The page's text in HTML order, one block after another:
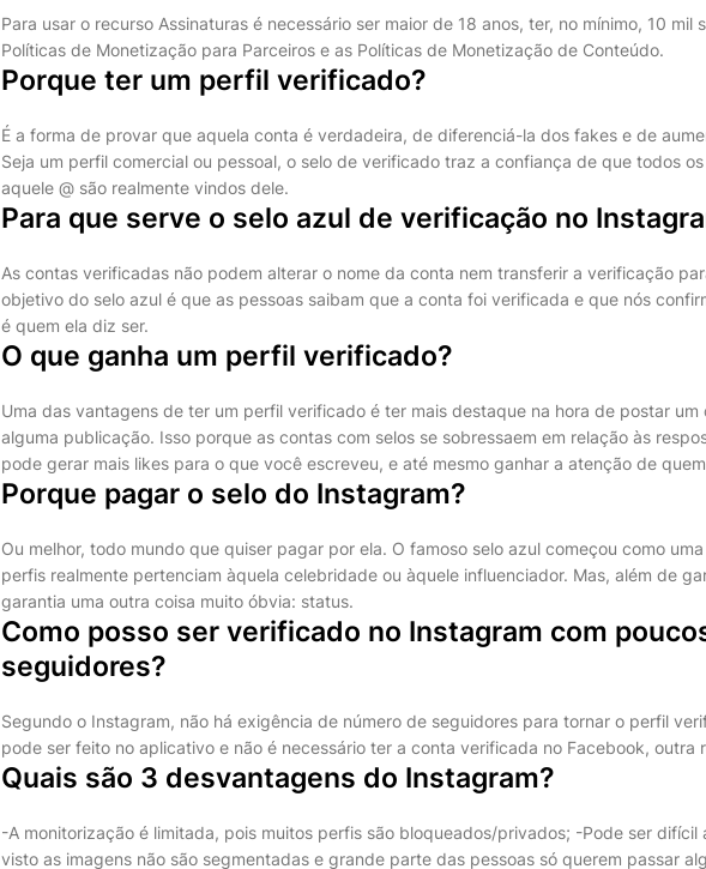
Para usar o recurso Assinaturas é necessário ser maior de 18 anos, ter, no mínimo, 10 mil
Políticas de Monetização para Parceiros e as Políticas de Monetização de Conteúdo.
Porque ter um perfil verificado?
É a forma de provar que aquela conta é verdadeira, de diferenciá-la dos fakes e de
Seja um perfil comercial ou pessoal, o selo de verificado traz a confiança de que todos
aquele @ são realmente vindos dele.
Para que serve o selo azul de verificação no
As contas verificadas não podem alterar o nome da conta nem transferir a verificação
objetivo do selo azul é que as pessoas saibam que a conta foi verificada e que nós
é quem ela diz ser.
O que ganha um perfil verificado?
Uma das vantagens de ter um perfil verificado é ter mais destaque na hora de postar um
alguma publicação. Isso porque as contas com selos se sobressaem em relação às
pode gerar mais likes para o que você escreveu, e até mesmo ganhar a atenção de
Porque pagar o selo do Instagram?
Ou melhor, todo mundo que quiser pagar por ela. O famoso selo azul começou como
perfis realmente pertenciam àquela celebridade ou àquele influenciador. Mas, além de
garantia uma outra coisa muito óbvia: status.
Como posso ser verificado no Instagram com
seguidores?
Segundo o Instagram, não há exigência de número de seguidores para tornar o perfil
pode ser feito no aplicativo e não é necessário ter a conta verificada no Facebook, outra
Quais são 3 desvantagens do Instagram?
-A monitorização é limitada, pois muitos perfis são bloqueados/privados; -Pode ser difícil
visto as imagens não são segmentadas e grande parte das pessoas só querem passar